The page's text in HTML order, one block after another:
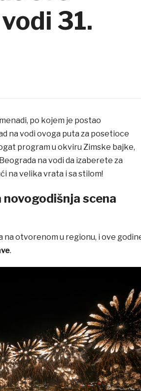
31.
po kojem je postao
na vodi ovoga puta za posetioce
program u okviru Zimske bajke,
na vodi da izaberete za
na velika vrata i sa stilom!
scena
na otvorenom u regionu, i ove
.